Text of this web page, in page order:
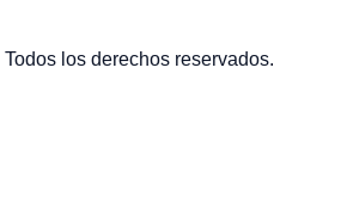
los derechos reservados.